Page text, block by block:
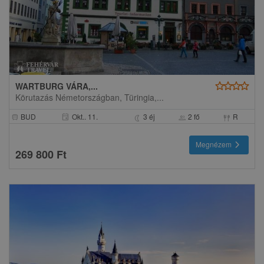
WARTBURG VÁRA,... starstarstarstar
Körutazás Németországban, Türingia,...
directions_bus BUD event Okt.. 11. nightlight 3 éj group 2 fő fork_spoon R
269 800 Ft
Megnézemchevron_right